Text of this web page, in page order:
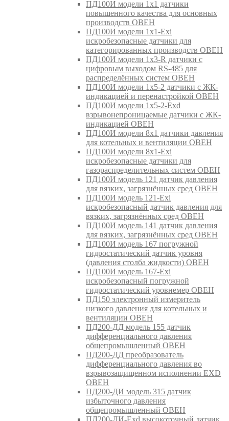
ПД100И модели 1х1 датчики
повышенного качества для основных
производств ОВЕН
ПД100И модели 1х1-Exi
искробезопасные датчики для
категорированных производств ОВЕН
ПД100И модели 1х3-R датчики с
цифровым выходом RS-485 для
распределённых систем ОВЕН
ПД100И модели 1х5-2 датчики с ЖК-
индикацией и перенастройкой ОВЕН
ПД100И модели 1х5-2-Exd
взрывонепроницаемые датчики с ЖК-
индикацией ОВЕН
ПД100И модели 8х1 датчики давления
для котельных и вентиляции ОВЕН
ПД100И модели 8х1-Exi
искробезопасные датчики для
газораспределительных систем ОВЕН
ПД100И модель 121 датчик давления
для вязких, загрязнённых сред ОВЕН
ПД100И модель 121-Exi
искробезопасный датчик давления для
вязких, загрязнённых сред ОВЕН
ПД100И модель 141 датчик давления
для вязких, загрязнённых сред ОВЕН
ПД100И модель 167 погружной
гидростатический датчик уровня
(давления столба жидкости) ОВЕН
ПД100И модель 167-Exi
искробезопасный погружной
гидростатический уровнемер ОВЕН
ПД150 электронный измеритель
низкого давления для котельных и
вентиляции ОВЕН
ПД200-ДД модель 155 датчик
дифференциального давления
общепромышленный ОВЕН
ПД200-ДД преобразователь
дифференциального давления во
взрывозащищенном исполнении EXD
ОВЕН
ПД200-ДИ модель 315 датчик
избыточного давления
общепромышленный ОВЕН
ПД200-ДИ-Exd высокоточный датчик